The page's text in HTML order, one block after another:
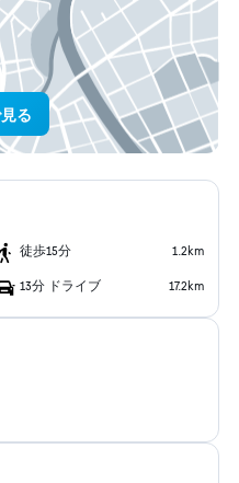
る
​徒歩15分 1.2km
13分 ドライブ 17.2km